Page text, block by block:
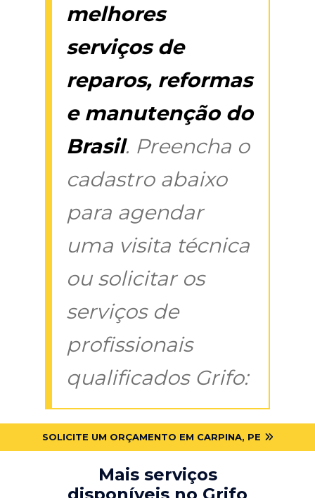
melhores
serviços de
reparos, reformas
e manutenção do
Brasil. Preencha o
cadastro abaixo
para agendar
uma visita técnica
ou solicitar os
serviços de
profissionais
qualificados Grifo:
SOLICITE UM ORÇAMENTO EM CARPINA, PE
Mais serviços
disponíveis no Grifo